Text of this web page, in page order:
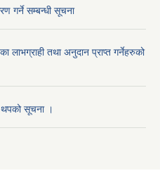
गर्ने सम्बन्धी सूचना
लाभग्राही तथा अनुदान प्राप्त गर्नेहरुको
थपको सूचना ।